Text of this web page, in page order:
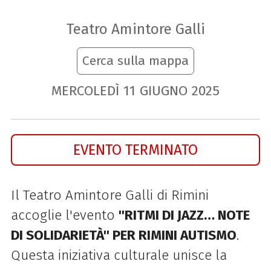
Teatro Amintore Galli
Cerca sulla mappa
MERCOLEDÌ 11 GIUGNO 2025
EVENTO TERMINATO
Il Teatro Amintore Galli di Rimini
accoglie l'evento ''RITMI DI JAZZ… NOTE
DI SOLIDARIETÀ'' PER RIMINI AUTISMO.
Questa iniziativa culturale unisce la